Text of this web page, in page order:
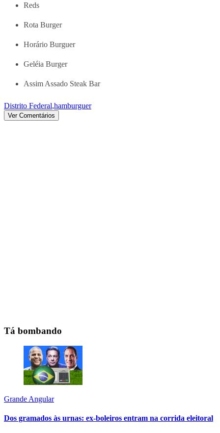
Reds
Rota Burger
Horário Burguer
Geléia Burger
Assim Assado Steak Bar
Distrito Federal,hamburguer
Ver Comentários
Tá bombando
Grande Angular
Dos gramados às urnas: ex-boleiros entram na corrida eleitoral